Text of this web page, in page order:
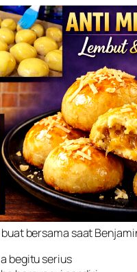
bersama saat
begitu serius